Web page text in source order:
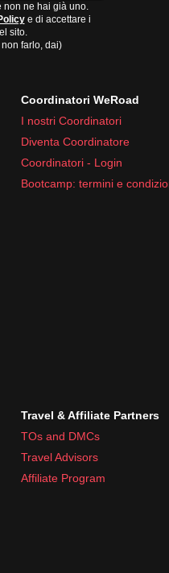
non ne hai già uno.
e di accettare i
sito.
farlo, dai)
Coordinatori WeRoad
I nostri Coordinatori
Diventa Coordinatore
Coordinatori - Login
Bootcamp: termini e
Travel & Affiliate Partners
TOs and DMCs
Travel Advisors
Affiliate Program